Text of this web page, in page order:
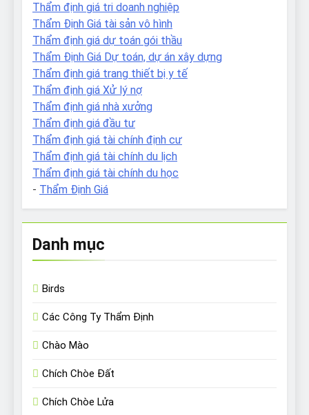
Thẩm định giá tri doanh nghiệp
Thẩm Định Giá tài sản vô hình
Thẩm định giá dự toán gói thầu
Thẩm Định Giá Dự toán, dự án xây dựng
Thẩm định giá trang thiết bị y tế
Thẩm định giá Xử lý nợ
Thẩm định giá nhà xưởng
Thẩm định giá đầu tư
Thẩm định giá tài chính định cư
Thẩm định giá tài chính du lịch
Thẩm định giá tài chính du học
- Thẩm Định Giá
Danh mục
Birds
Các Công Ty Thẩm Định
Chào Mào
Chích Chòe Đất
Chích Chòe Lửa